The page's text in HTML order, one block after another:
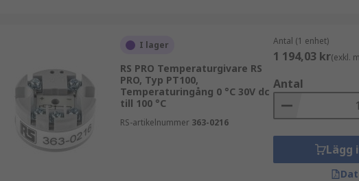
I lager
RS PRO Temperaturgivare RS
PRO, Typ PT100,
Temperaturingång 0 °C 30V dc
till 100 °C
RS-artikelnummer 363-0216
Antal (1 enhet)
1 194,03 kr(exkl.
Antal
Lägg